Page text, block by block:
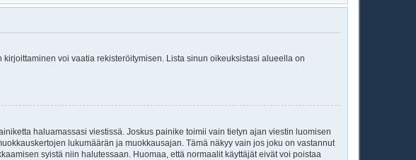
voi vaatia rekisteröitymisen. Lista sinun oikeuksistasi alueella on
haluamassasi viestissä. Joskus painike toimii vain tietyn ajan viestin luomisen
lukumäärän ja muokkausajan. Tämä näkyy vain jos joku on vastannut
syistä niin halutessaan. Huomaa, että normaalit käyttäjät eivät voi poistaa